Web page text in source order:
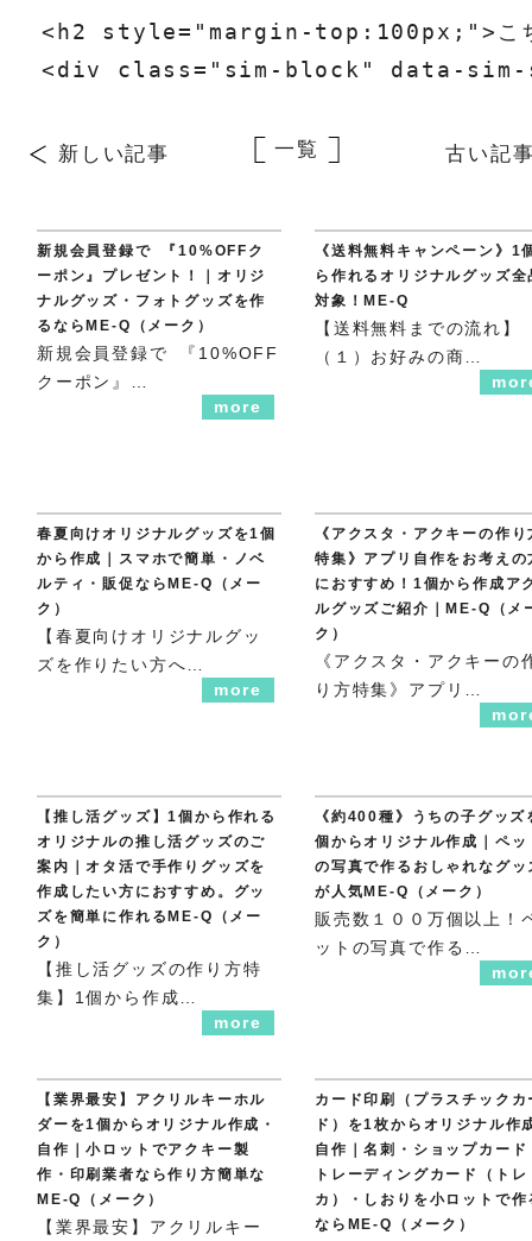
ーチ・小物入れをオリジナルで作成！
フルカラー印刷ができるオリジナルで
自分用で大人気のポーチ・…
<h2 style="margin-top:100px;">こちら
<div class="sim-block" data-sim-
新しい記事 一覧 古い記
新規会員登録で 『10%OFFク
ーポン』プレゼント！｜オリジ
ナルグッズ・フォトグッズを作
るならME-Q（メーク）
新規会員登録で 『10%OFF
クーポン』…
more
《送料無料キャンペーン》1
ら作れるオリジナルグッズ全
対象！ME-Q
【送料無料までの流れ】
（１）お好みの商…
春夏向けオリジナルグッズを1個
から作成｜スマホで簡単・ノベ
ルティ・販促ならME-Q（メー
ク）
【春夏向けオリジナルグッ
ズを作りたい方へ…
more
《アクスタ・アクキーの作り
特集》アプリ自作をお考えの
におすすめ！1個から作成ア
ルグッズご紹介｜ME-Q（メ
ク）
《アクスタ・アクキーの
り方特集》アプリ…
【推し活グッズ】1個から作れる
オリジナルの推し活グッズのご
案内｜オタ活で手作りグッズを
作成したい方におすすめ。グッ
ズを簡単に作れるME-Q（メー
ク）
【推し活グッズの作り方特
集】1個から作成…
more
《約400種》うちの子グッズ
個からオリジナル作成｜ペッ
の写真で作るおしゃれなグッ
が人気ME-Q（メーク）
販売数１００万個以上！
ットの写真で作る…
【業界最安】アクリルキーホル
ダーを1個からオリジナル作成・
自作｜小ロットでアクキー製
作・印刷業者なら作り方簡単な
ME-Q（メーク）
【業界最安】アクリルキー
カード印刷（プラスチックカ
ド）を1枚からオリジナル作
自作｜名刺・ショップカード
トレーディングカード（トレ
カ）・しおりを小ロットで作
ならME-Q（メーク）